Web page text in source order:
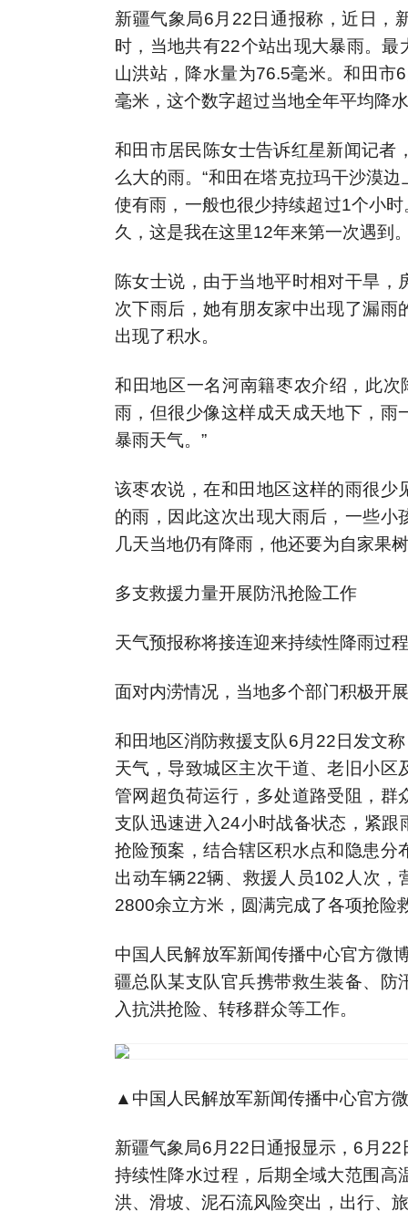
新疆气象局6月22日通报称，近日，
时，当地共有22个站出现大暴雨。
山洪站，降水量为76.5毫米。和田
毫米，这个数字超过当地全年平均降
和田市居民陈女士告诉红星新闻记者
么大的雨。“和田在塔克拉玛干沙漠
使有雨，一般也很少持续超过1个小
久，这是我在这里12年来第一次遇到
陈女士说，由于当地平时相对干旱
次下雨后，她有朋友家中出现了漏
出现了积水。
和田地区一名河南籍枣农介绍，此
雨，但很少像这样成天成天地下，
暴雨天气。”
该枣农说，在和田地区这样的雨很
的雨，因此这次出现大雨后，一些
几天当地仍有降雨，他还要为自家果
多支救援力量开展防汛抢险工作
天气预报称将接连迎来持续性降雨过程
面对内涝情况，当地多个部门积极开
和田地区消防救援支队6月22日发文
天气，导致城区主次干道、老旧小
管网超负荷运行，多处道路受阻，
支队迅速进入24小时战备状态，紧
抢险预案，结合辖区积水点和隐患
出动车辆22辆、救援人员102人次
2800余立方米，圆满完成了各项抢险
中国人民解放军新闻传播中心官方微
疆总队某支队官兵携带救生装备、
入抗洪抢险、转移群众等工作。
▲中国人民解放军新闻传播中心官方
新疆气象局6月22日通报显示，6月
持续性降水过程，后期全域大范围
洪、滑坡、泥石流风险突出，出行、